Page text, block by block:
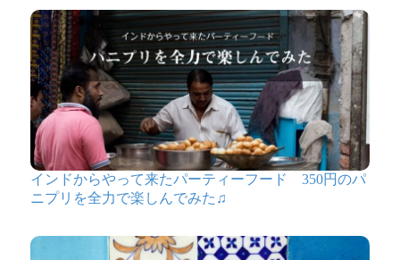
インドからやって来たパーティーフード 350円のパ
ニプリを全力で楽しんでみた♫